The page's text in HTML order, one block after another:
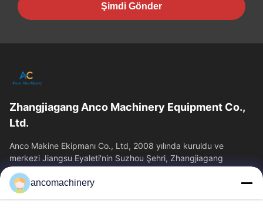
Şimdi Gönder
Zhangjiagang Anco Machinery Equipment Co.,
Ltd.
Anco Makine Ekipmanı Co., Ltd, 2008 yılında kuruldu ve
merkezi Jiangsu Eyaleti'nin Suzhou Şehri, Zhangjiagang
Şehri'nde yer almaktadır.
Hızlı Bağlantılar
ancomachinery